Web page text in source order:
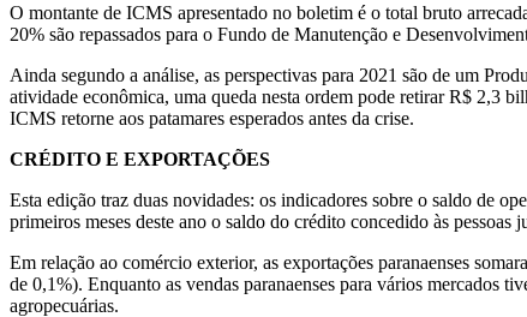
O montante de ICMS apresentado no boletim é o total bruto
20% são repassados para o Fundo de Manutenção e
Ainda segundo a análise, as perspectivas para 2021 são de um
atividade econômica, uma queda nesta ordem pode retirar R$ 2,3
ICMS retorne aos patamares esperados antes da crise.
CRÉDITO E EXPORTAÇÕES
Esta edição traz duas novidades: os indicadores sobre o saldo de
primeiros meses deste ano o saldo do crédito concedido às
Em relação ao comércio exterior, as exportações paranaenses
de 0,1%). Enquanto as vendas paranaenses para vários mercados
agropecuárias.